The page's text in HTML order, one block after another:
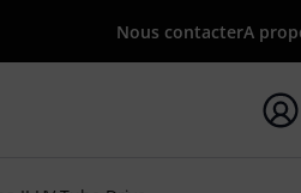
Nous contacterA
avec le terme de